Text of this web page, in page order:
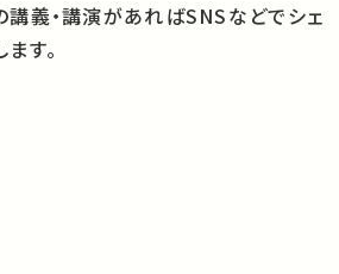
講義・講演があればSNSなどでシェ
す。